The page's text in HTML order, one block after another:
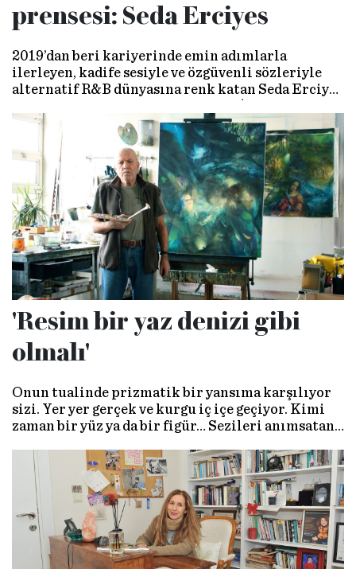
prensesi: Seda Erciyes
2019’dan beri kariyerinde emin adımlarla
ilerleyen, kadife sesiyle ve özgüvenli sözleriyle
alternatif R&B dünyasına renk katan Seda Erciyes
piyasaya sürdü.
'Resim bir yaz denizi gibi
olmalı'
Onun tualinde prizmatik bir yansıma karşılıyor
sizi. Yer yer gerçek ve kurgu iç içe geçiyor. Kimi
zaman bir yüz ya da bir figür… Sezileri anımsatan
beslenen sanatçı Utku Varlık, “Benim irreel bir
dünyam var ” diyor.